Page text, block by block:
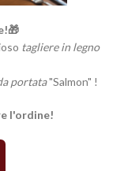
tagliere in legno
portata"Salmon" !
l'ordine!